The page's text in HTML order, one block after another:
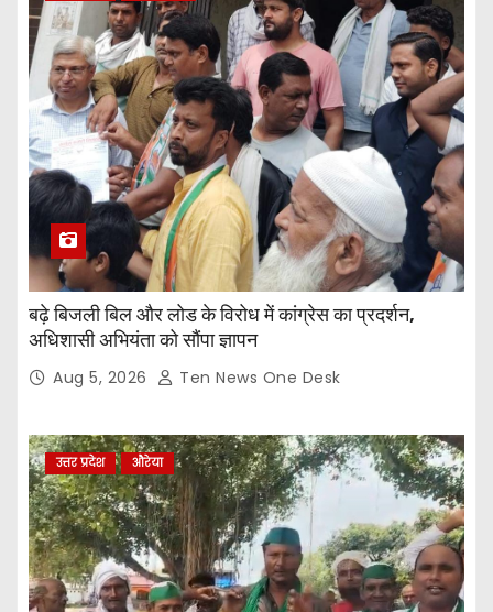
बढ़े बिजली बिल और लोड के विरोध में कांग्रेस का प्रदर्शन,
अधिशासी अभियंता को सौंपा ज्ञापन
Aug 5, 2026 Ten News One Desk
उत्तर प्रदेश औरेया